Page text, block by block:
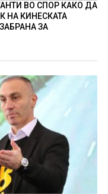
ВО СПОР КАКО ДА
НА КИНЕСКАТА
ЗА